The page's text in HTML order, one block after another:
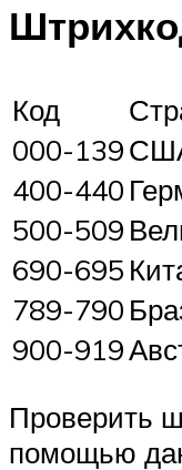
Код
000-139
400-440
500-509
690-695
789-790
900-919
Проверить
помощью